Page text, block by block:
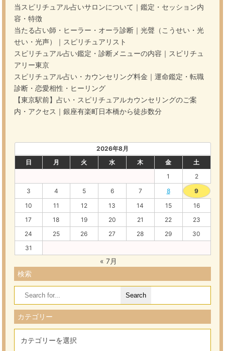
当スピリチュアル占いサロンについて｜鑑定・セッション内
容・特徴
当たる占い師・ヒーラー・オーラ診断｜光聲（こうせい・光
せい・光声）｜スピリチュアリスト
スピリチュアル占い鑑定・診断メニューの内容｜スピリチュ
アリー東京
スピリチュアル占い・カウンセリング料金｜運命鑑定・転職
診断・恋愛相性・ヒーリング
【東京駅前】占い・スピリチュアルカウンセリングのご案
内・アクセス｜銀座有楽町日本橋から徒歩数分
2026年8月
日
月 火 水 木 金
土
1
2
3
4 5 6 7 8
9
10
11 12 13 14 15
16
17
18 19 20 21 22
23
24
25 26 27 28 29
30
31
« 7月
検索
Search
for:
カテゴリー